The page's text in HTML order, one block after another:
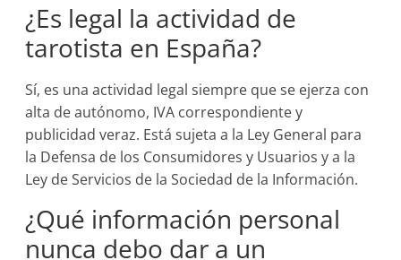
¿Es legal la actividad de
tarotista en España?
Sí, es una actividad legal siempre que se ejerza con
alta de autónomo, IVA correspondiente y
publicidad veraz. Está sujeta a la Ley General para
la Defensa de los Consumidores y Usuarios y a la
Ley de Servicios de la Sociedad de la Información.
¿Qué información personal
nunca debo dar a un